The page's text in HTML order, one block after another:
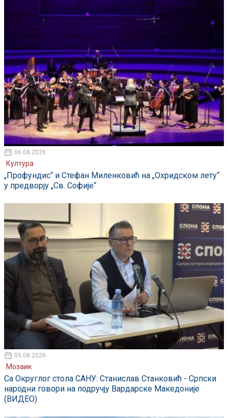
06.08.2026
Култура
„Профундис“ и Стефан Миленковић на „Охридском лету“
у предворју „Св. Софије“
05.08.2026
Мозаик
Са Округлог стола САНУ: Станислав Станковић - Српски
народни говори на подручју Вардарске Македоније
(ВИДЕО)